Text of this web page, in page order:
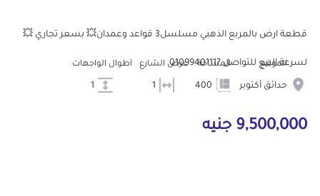
قطعة ارض بالمربع الذهبي مسلسل3 قواعد وعمدان💥 بسعر تجاري 💥
لسرعة البيع للتواصل 01099401117
الموقع
حدائق أكتوبر
المساحة عرض الشارع أطوال الواجهات
9,500,000 جنيه